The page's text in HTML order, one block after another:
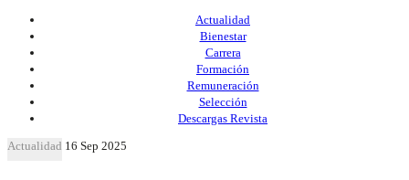
Actualidad
Bienestar
Carrera
Formación
Remuneración
Selección
Descargas Revista
Actualidad 16 Sep 2025